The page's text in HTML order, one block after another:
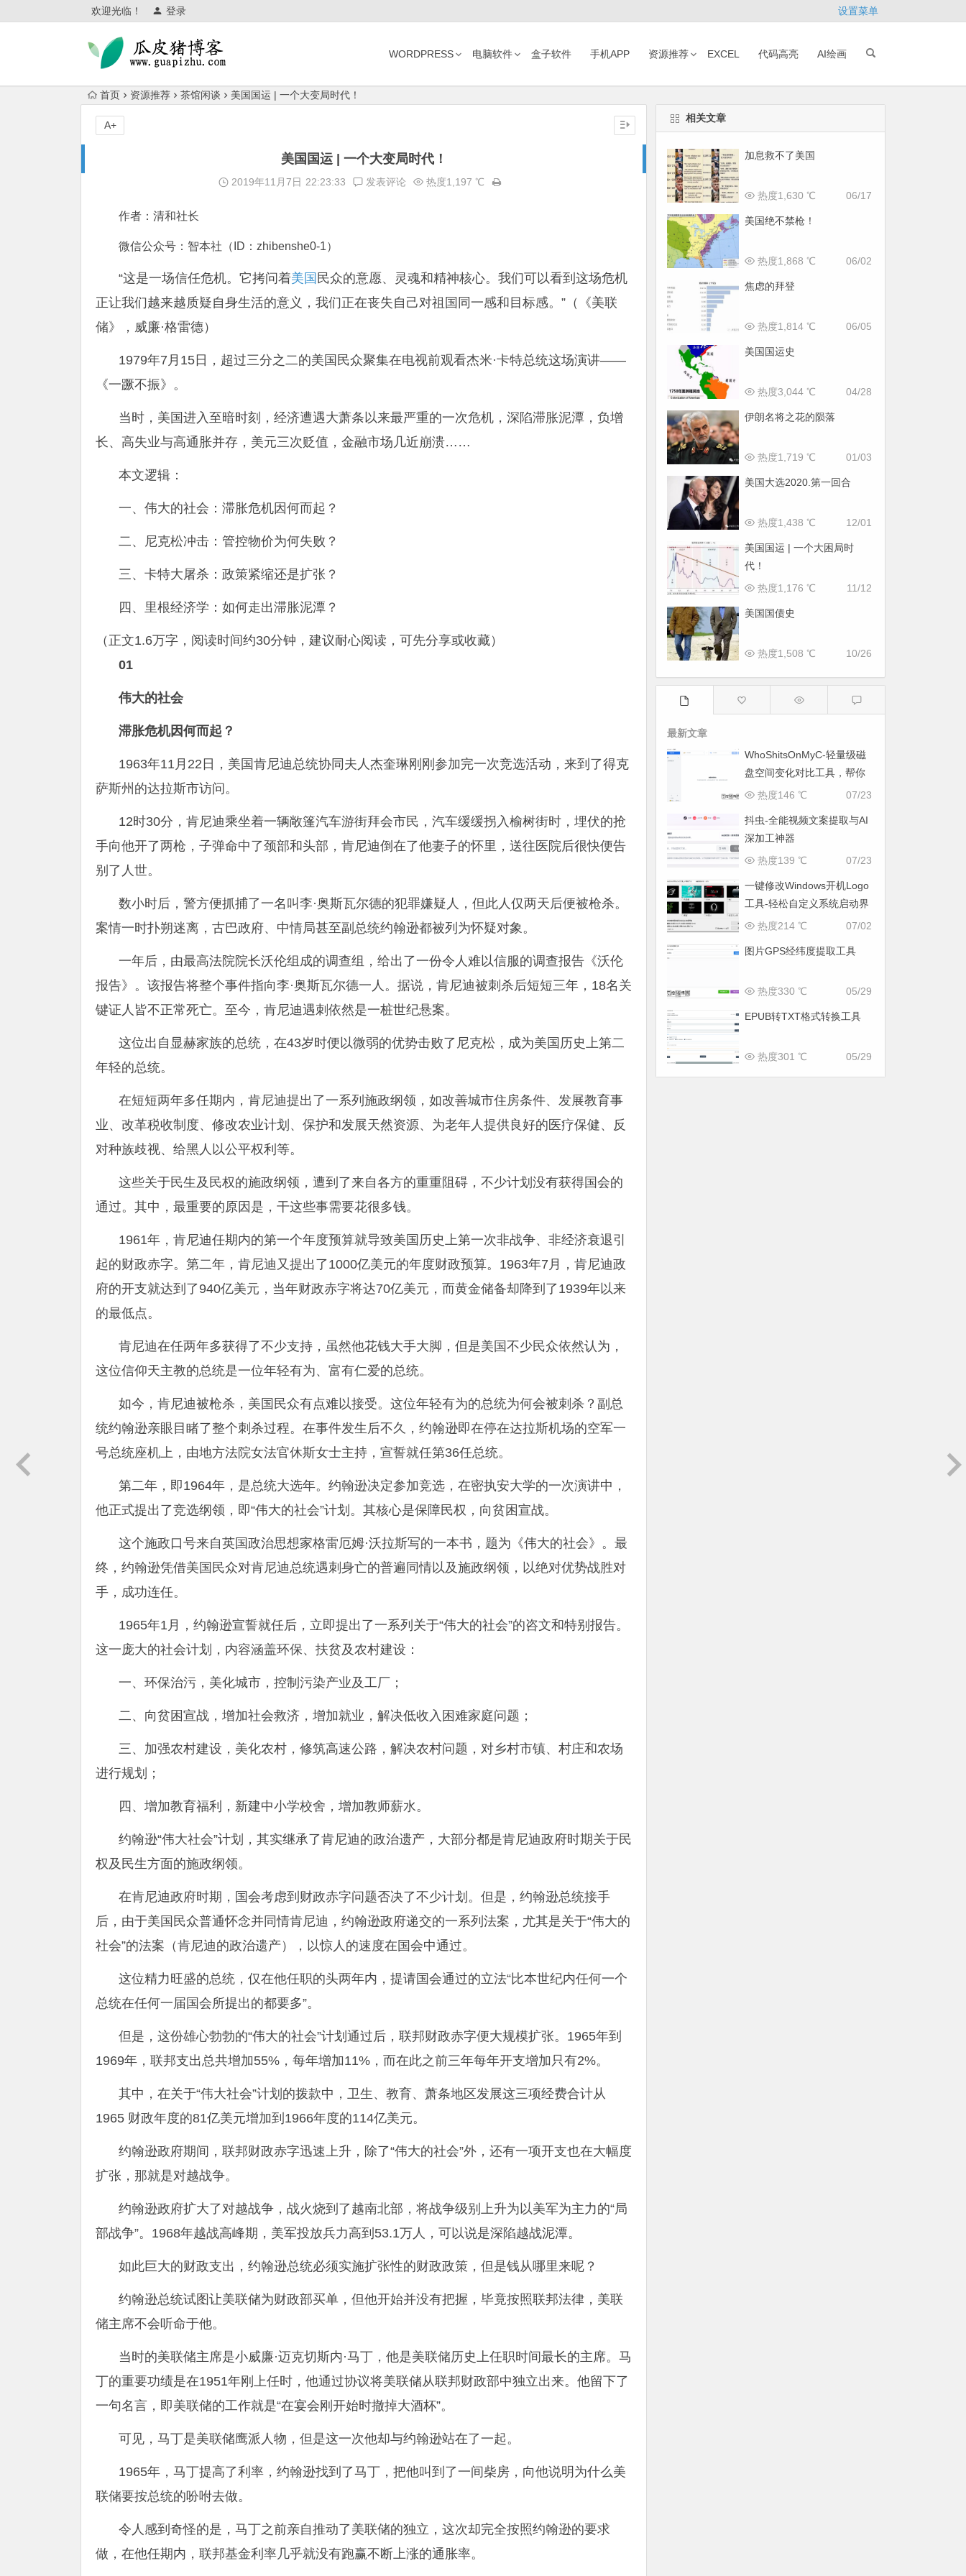
欢迎光临！ 登录 设置菜单
WORDPRESS 电脑软件 盒子软件 手机APP 资源推荐 EXCEL 代码高亮 AI绘画
首页 资源推荐 茶馆闲谈 美国国运 | 一个大变局时代！
美国国运 | 一个大变局时代！
2019年11月7日 22:23:33 发表评论 热度1,197 ℃
作者：清和社长
微信公众号：智本社（ID：zhibenshe0-1）
“这是一场信任危机。它拷问着美国 民众的意愿、灵魂和精神核心。我们可以看到这场危机
正让我们越来越质疑自身生活的意义，我们正在丧失自己对祖国同一感和目标感。”（《美联
储》，威廉·格雷德）
1979年7月15日，超过三分之二的美国民众聚集在电视前观看杰米·卡特总统这场演讲——
《一蹶不振》。
当时，美国进入至暗时刻，经济遭遇大萧条以来最严重的一次危机，深陷滞胀泥潭，负增
长、高失业与高通胀并存，美元三次贬值，金融市场几近崩溃……
本文逻辑：
一、伟大的社会：滞胀危机因何而起？
二、尼克松冲击：管控物价为何失败？
三、卡特大屠杀：政策紧缩还是扩张？
四、里根经济学：如何走出滞胀泥潭？
（正文1.6万字，阅读时间约30分钟，建议耐心阅读，可先分享或收藏）
01
伟大的社会
滞胀危机因何而起？
1963年11月22日，美国肯尼迪总统协同夫人杰奎琳刚刚参加完一次竞选活动，来到了得克
萨斯州的达拉斯市访问。
12时30分，肯尼迪乘坐着一辆敞篷汽车游街拜会市民，汽车缓缓拐入榆树街时，埋伏的抢
手向他开了两枪，子弹命中了颈部和头部，肯尼迪倒在了他妻子的怀里，送往医院后很快便告
别了人世。
数小时后，警方便抓捕了一名叫李·奥斯瓦尔德的犯罪嫌疑人，但此人仅两天后便被枪杀。
案情一时扑朔迷离，古巴政府、中情局甚至副总统约翰逊都被列为怀疑对象。
一年后，由最高法院院长沃伦组成的调查组，给出了一份令人难以信服的调查报告《沃伦
报告》。该报告将整个事件指向李·奥斯瓦尔德一人。据说，肯尼迪被刺杀后短短三年，18名关
键证人皆不正常死亡。至今，肯尼迪遇刺依然是一桩世纪悬案。
这位出自显赫家族的总统，在43岁时便以微弱的优势击败了尼克松，成为美国历史上第二
年轻的总统。
在短短两年多任期内，肯尼迪提出了一系列施政纲领，如改善城市住房条件、发展教育事
业、改革税收制度、修改农业计划、保护和发展天然资源、为老年人提供良好的医疗保健、反
对种族歧视、给黑人以公平权利等。
这些关于民生及民权的施政纲领，遭到了来自各方的重重阻碍，不少计划没有获得国会的
通过。其中，最重要的原因是，干这些事需要花很多钱。
1961年，肯尼迪任期内的第一个年度预算就导致美国历史上第一次非战争、非经济衰退引
起的财政赤字。第二年，肯尼迪又提出了1000亿美元的年度财政预算。1963年7月，肯尼迪政
府的开支就达到了940亿美元，当年财政赤字将达70亿美元，而黄金储备却降到了1939年以来
的最低点。
肯尼迪在任两年多获得了不少支持，虽然他花钱大手大脚，但是美国不少民众依然认为，
这位信仰天主教的总统是一位年轻有为、富有仁爱的总统。
如今，肯尼迪被枪杀，美国民众有点难以接受。这位年轻有为的总统为何会被刺杀？副总
统约翰逊亲眼目睹了整个刺杀过程。在事件发生后不久，约翰逊即在停在达拉斯机场的空军一
号总统座机上，由地方法院女法官休斯女士主持，宣誓就任第36任总统。
第二年，即1964年，是总统大选年。约翰逊决定参加竞选，在密执安大学的一次演讲中，
他正式提出了竞选纲领，即“伟大的社会”计划。其核心是保障民权，向贫困宣战。
这个施政口号来自英国政治思想家格雷厄姆·沃拉斯写的一本书，题为《伟大的社会》。最
终，约翰逊凭借美国民众对肯尼迪总统遇刺身亡的普遍同情以及施政纲领，以绝对优势战胜对
手，成功连任。
1965年1月，约翰逊宣誓就任后，立即提出了一系列关于“伟大的社会”的咨文和特别报告。
这一庞大的社会计划，内容涵盖环保、扶贫及农村建设：
一、环保治污，美化城市，控制污染产业及工厂；
二、向贫困宣战，增加社会救济，增加就业，解决低收入困难家庭问题；
三、加强农村建设，美化农村，修筑高速公路，解决农村问题，对乡村市镇、村庄和农场
进行规划；
四、增加教育福利，新建中小学校舍，增加教师薪水。
约翰逊“伟大社会”计划，其实继承了肯尼迪的政治遗产，大部分都是肯尼迪政府时期关于民
权及民生方面的施政纲领。
在肯尼迪政府时期，国会考虑到财政赤字问题否决了不少计划。但是，约翰逊总统接手
后，由于美国民众普通怀念并同情肯尼迪，约翰逊政府递交的一系列法案，尤其是关于“伟大的
社会”的法案（肯尼迪的政治遗产），以惊人的速度在国会中通过。
这位精力旺盛的总统，仅在他任职的头两年内，提请国会通过的立法“比本世纪内任何一个
总统在任何一届国会所提出的都要多”。
但是，这份雄心勃勃的“伟大的社会”计划通过后，联邦财政赤字便大规模扩张。1965年到
1969年，联邦支出总共增加55%，每年增加11%，而在此之前三年每年开支增加只有2%。
其中，在关于“伟大社会”计划的拨款中，卫生、教育、萧条地区发展这三项经费合计从
1965 财政年度的81亿美元增加到1966年度的114亿美元。
约翰逊政府期间，联邦财政赤字迅速上升，除了“伟大的社会”外，还有一项开支也在大幅度
扩张，那就是对越战争。
约翰逊政府扩大了对越战争，战火烧到了越南北部，将战争级别上升为以美军为主力的“局
部战争”。1968年越战高峰期，美军投放兵力高到53.1万人，可以说是深陷越战泥潭。
如此巨大的财政支出，约翰逊总统必须实施扩张性的财政政策，但是钱从哪里来呢？
约翰逊总统试图让美联储为财政部买单，但他开始并没有把握，毕竟按照联邦法律，美联
储主席不会听命于他。
当时的美联储主席是小威廉·迈克切斯内·马丁，他是美联储历史上任职时间最长的主席。马
丁的重要功绩是在1951年刚上任时，他通过协议将美联储从联邦财政部中独立出来。他留下了
一句名言，即美联储的工作就是“在宴会刚开始时撤掉大酒杯”。
可见，马丁是美联储鹰派人物，但是这一次他却与约翰逊站在了一起。
1965年，马丁提高了利率，约翰逊找到了马丁，把他叫到了一间柴房，向他说明为什么美
联储要按总统的吩咐去做。
令人感到奇怪的是，马丁之前亲自推动了美联储的独立，这次却完全按照约翰逊的要求
做，在他任期内，联邦基金利率几乎就没有跑赢不断上涨的通胀率。
A+
相关文章
加息救不了美国
06/17
热度1,630 ℃
美国绝不禁枪！
06/02
热度1,868 ℃
焦虑的拜登
06/05
热度1,814 ℃
美国国运史
04/28
热度3,044 ℃
伊朗名将之花的陨落
01/03
热度1,719 ℃
美国大选2020.第一回合
12/01
热度1,438 ℃
美国国运 | 一个大困局时
代！
11/12
热度1,176 ℃
美国国债史
10/26
热度1,508 ℃
最新文章
WhoShitsOnMyC-轻量级磁
盘空间变化对比工具，帮你
找出“吃掉”空间的罪魁祸首
07/23
热度146 ℃
抖虫-全能视频文案提取与AI
深加工神器
07/23
热度139 ℃
一键修改Windows开机Logo
工具-轻松自定义系统启动界
面
07/02
热度214 ℃
图片GPS经纬度提取工具
05/29
热度330 ℃
EPUB转TXT格式转换工具
05/29
热度301 ℃